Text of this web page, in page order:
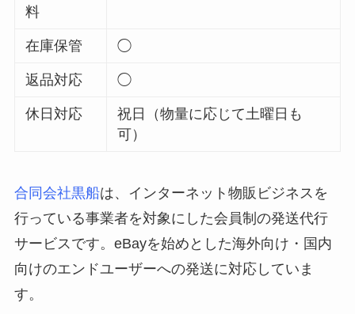
料
在庫保管 ◯
返品対応 ◯
休日対応
祝日（物量に応じて土曜日も
可）
合同会社黒船は、インターネット物販ビジネスを
行っている事業者を対象にした会員制の発送代行
サービスです。eBayを始めとした海外向け・国内
向けのエンドユーザーへの発送に対応していま
す。